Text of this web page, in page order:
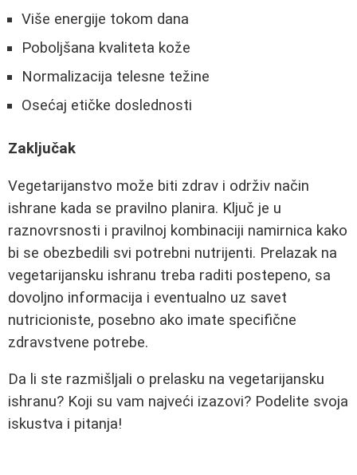
Više energije tokom dana
Poboljšana kvaliteta kože
Normalizacija telesne težine
Osećaj etičke doslednosti
Zaključak
Vegetarijanstvo može biti zdrav i održiv način
ishrane kada se pravilno planira. Ključ je u
raznovrsnosti i pravilnoj kombinaciji namirnica kako
bi se obezbedili svi potrebni nutrijenti. Prelazak na
vegetarijansku ishranu treba raditi postepeno, sa
dovoljno informacija i eventualno uz savet
nutricioniste, posebno ako imate specifične
zdravstvene potrebe.
Da li ste razmišljali o prelasku na vegetarijansku
ishranu? Koji su vam najveći izazovi? Podelite svoja
iskustva i pitanja!